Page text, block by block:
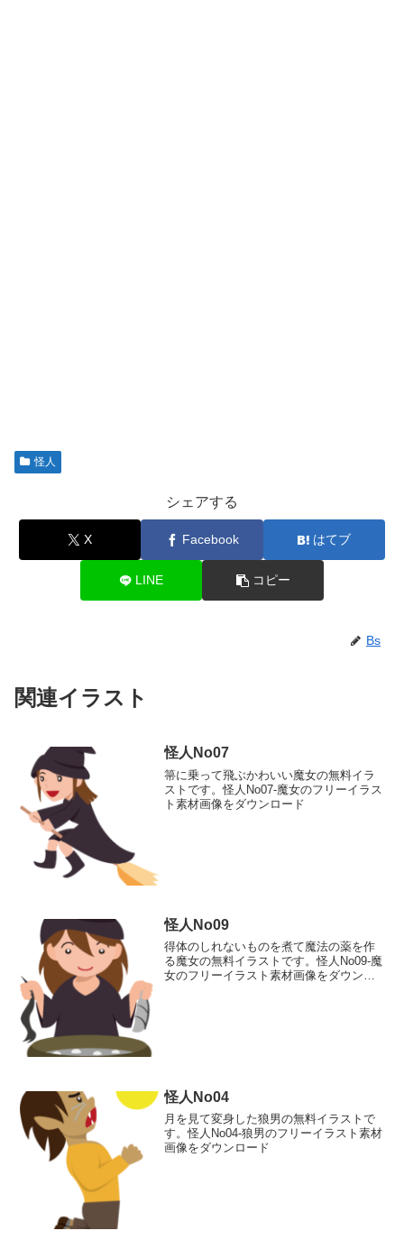
怪人
シェアする
X Facebook はてブ
LINE コピー
Bs
関連イラスト
怪人No07
箒に乗って飛ぶかわいい魔女の無料イラ
ストです。怪人No07-魔女のフリーイラス
ト素材画像をダウンロード
怪人No09
得体のしれないものを煮て魔法の薬を作
る魔女の無料イラストです。怪人No09-魔
女のフリーイラスト素材画像をダウンロ
怪人No04
月を見て変身した狼男の無料イラストで
す。怪人No04-狼男のフリーイラスト素材
画像をダウンロード